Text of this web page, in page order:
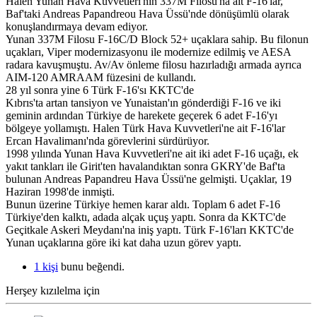
Baf'taki Andreas Papandreou Hava Üssü'nde dönüşümlü olarak
konuşlandırmaya devam ediyor.
Yunan 337M Filosu F-16C/D Block 52+ uçaklara sahip. Bu filonun
uçakları, Viper modernizasyonu ile modernize edilmiş ve AESA
radara kavuşmuştu. Av/Av önleme filosu hazırladığı armada ayrıca
AIM-120 AMRAAM füzesini de kullandı.
28 yıl sonra yine 6 Türk F-16'sı KKTC'de
Kıbrıs'ta artan tansiyon ve Yunaistan'ın gönderdiği F-16 ve iki
geminin ardından Türkiye de harekete geçerek 6 adet F-16'yı
bölgeye yollamıştı. Halen Türk Hava Kuvvetleri'ne ait F-16'lar
Ercan Havalimanı'nda görevlerini sürdürüyor.
1998 yılında Yunan Hava Kuvvetleri'ne ait iki adet F-16 uçağı, ek
yakıt tankları ile Girit'ten havalandıktan sonra GKRY'de Baf'ta
bulunan Andreas Papandreu Hava Üssü'ne gelmişti. Uçaklar, 19
Haziran 1998'de inmişti.
Bunun üzerine Türkiye hemen karar aldı. Toplam 6 adet F-16
Türkiye'den kalktı, adada alçak uçuş yaptı. Sonra da KKTC'de
Geçitkale Askeri Meydanı'na iniş yaptı. Türk F-16'ları KKTC'de
Yunan uçaklarına göre iki kat daha uzun görev yaptı.
1 kişi bunu beğendi.
Herşey kızılelma için